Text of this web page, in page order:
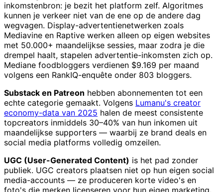
inkomstenbron: je bezit het platform zelf. Algoritmes
kunnen je verkeer niet van de ene op de andere dag
wegvagen. Display-advertentienetwerken zoals
Mediavine en Raptive werken alleen op eigen websites
met 50.000+ maandelijkse sessies, maar zodra je die
drempel haalt, stapelen advertentie-inkomsten zich op.
Mediane foodbloggers verdienen $9.169 per maand
volgens een RankIQ-enquête onder 803 bloggers.
Substack en Patreon hebben abonnementen tot een
echte categorie gemaakt. Volgens Lumanu's creator
economy-data van 2025 halen de meest consistente
topcreators inmiddels 30–40% van hun inkomen uit
maandelijkse supporters — waarbij ze brand deals en
social media platforms volledig omzeilen.
UGC (User-Generated Content) is het pad zonder
publiek. UGC creators plaatsen niet op hun eigen social
media-accounts — ze produceren korte video's en